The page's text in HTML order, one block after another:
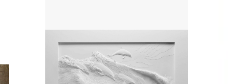
описываются индикатрисой ...
смысле, персонажи его картин
предлагают зрителям незаконченный
рассказ, который усиливается его
уникальной манерой использования
освещения". Для просмотра всех работ,